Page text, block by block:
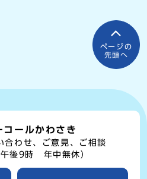
ページの
先頭へ
コールかわさき
合わせ、ご意見、ご相談
午後9時 年中無休）